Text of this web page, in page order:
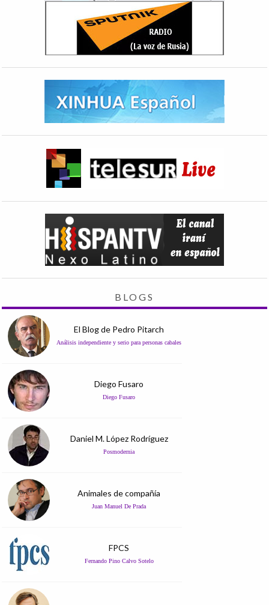
BLOGS
El Blog de Pedro Pitarch
Análisis independiente y serio para personas cabales
Diego Fusaro
Diego Fusaro
Daniel M. López Rodríguez
Posmodernia
Animales de compañía
Juan Manuel De Prada
FPCS
Fernando Pino Calvo Sotelo